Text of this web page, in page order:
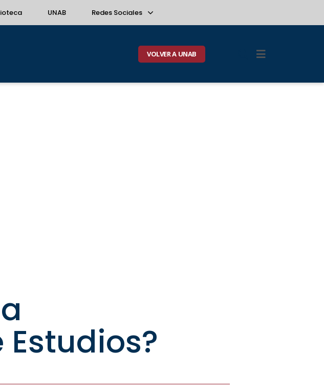
UNAB Redes Sociales
VOLVER A UNAB